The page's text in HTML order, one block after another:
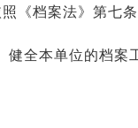
《档案法》第七
全本单位的档案